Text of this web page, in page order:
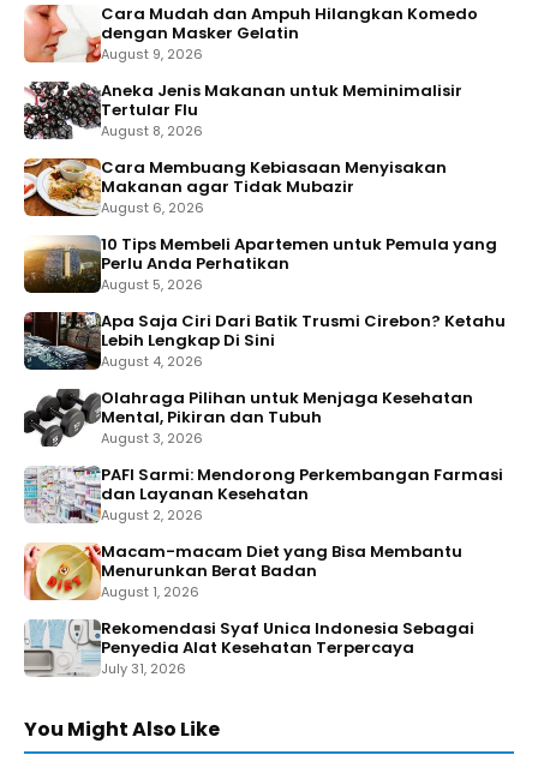
Cara Mudah dan Ampuh Hilangkan Komedo
dengan Masker Gelatin
August 9, 2026
Aneka Jenis Makanan untuk Meminimalisir
Tertular Flu
August 8, 2026
Cara Membuang Kebiasaan Menyisakan
Makanan agar Tidak Mubazir
August 6, 2026
10 Tips Membeli Apartemen untuk Pemula yang
Perlu Anda Perhatikan
August 5, 2026
Apa Saja Ciri Dari Batik Trusmi Cirebon? Ketahu
Lebih Lengkap Di Sini
August 4, 2026
Olahraga Pilihan untuk Menjaga Kesehatan
Mental, Pikiran dan Tubuh
August 3, 2026
PAFI Sarmi: Mendorong Perkembangan Farmasi
dan Layanan Kesehatan
August 2, 2026
Macam-macam Diet yang Bisa Membantu
Menurunkan Berat Badan
August 1, 2026
Rekomendasi Syaf Unica Indonesia Sebagai
Penyedia Alat Kesehatan Terpercaya
July 31, 2026
You Might Also Like